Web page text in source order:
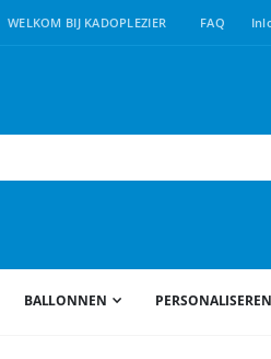
WELKOM BIJ KADOPLEZIER FAQ
BALLONNEN PERSONALISEREN